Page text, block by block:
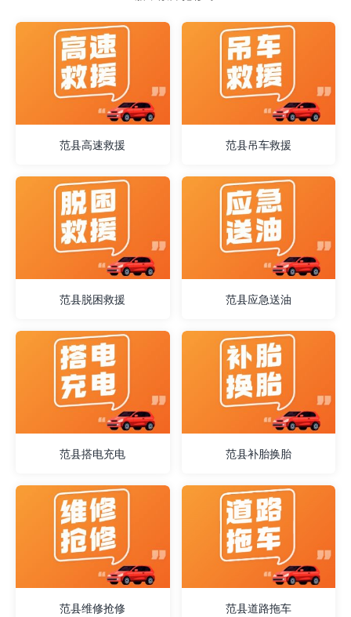
范县高速救援 范县吊车救援
范县脱困救援 范县应急送油
范县搭电充电 范县补胎换胎
范县维修抢修 范县道路拖车